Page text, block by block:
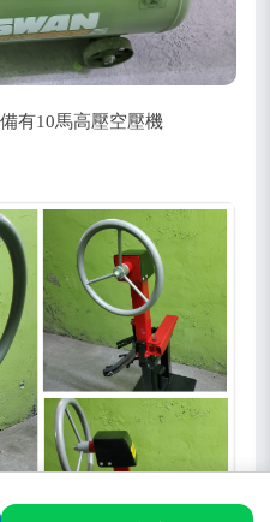
有10馬高壓空壓機